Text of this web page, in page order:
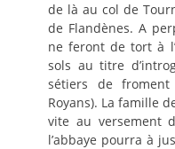
de là au col de
de Flandènes. A
ne feront de tort à
sols au titre
sétiers de
Royans). La famille
vite au versement
l’abbaye pourra à